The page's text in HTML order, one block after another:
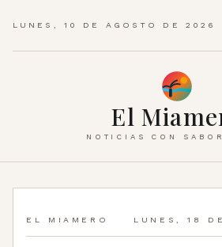
LUNES, 10 DE AGOSTO DE 2026
El
NOTICIAS CON
EL MIAMERO LUNES, 18